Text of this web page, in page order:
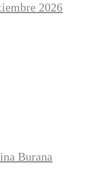
2026
Burana